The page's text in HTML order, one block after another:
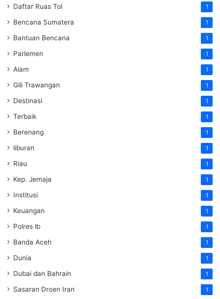
Daftar Ruas Tol 1
Bencana Sumatera 1
Bantuan Bencana 1
Parlemen 1
Alam 1
Gili Trawangan 1
Destinasi 1
Terbaik 1
Berenang 1
liburan 1
Riau 1
Kep. Jemaja 1
Institusi 1
Keuangan 1
Polres lb 1
Banda Aceh 1
Dunia 1
Dubai dan Bahrain 1
Sasaran Droen Iran 1